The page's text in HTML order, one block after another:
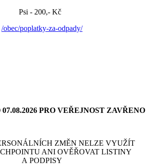
Psi - 200,- Kč
/obec/poplatky-za-odpady/
07.08.2026 PRO VEŘEJNOST ZAVŘENO
ZMĚN NELZE VYUŽÍT
ANI OVĚŘOVAT LISTINY
A PODPISY